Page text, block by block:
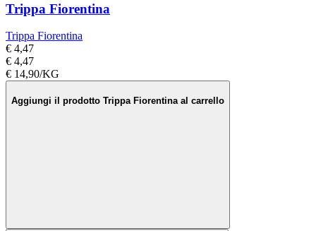
Trippa Fiorentina
Trippa Fiorentina
€ 4,47
€ 4,47
€ 14,90/KG
Aggiungi il prodotto Trippa Fiorentina al carrello